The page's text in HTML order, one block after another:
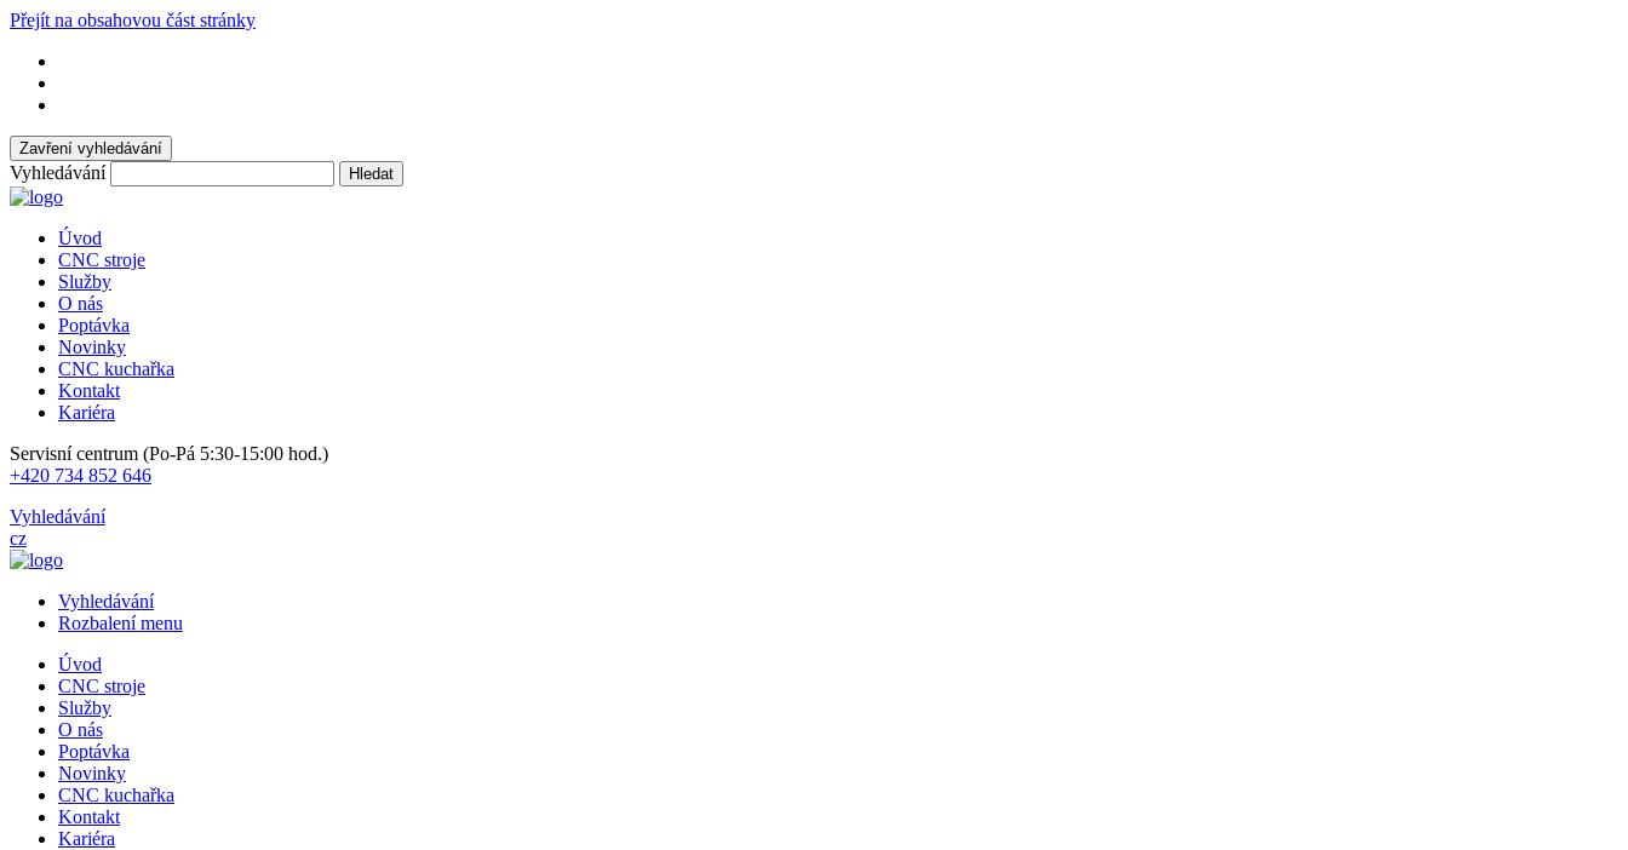
Přejít na obsahovou část stránky
Zavření vyhledávání
Vyhledávání Hledat
Úvod
CNC stroje
Služby
O nás
Poptávka
Novinky
CNC kuchařka
Kontakt
Kariéra
Servisní centrum (Po-Pá 5:30-15:00 hod.)
+420 734 852 646
Vyhledávání
cz
Vyhledávání
Rozbalení menu
Úvod
CNC stroje
Služby
O nás
Poptávka
Novinky
CNC kuchařka
Kontakt
Kariéra